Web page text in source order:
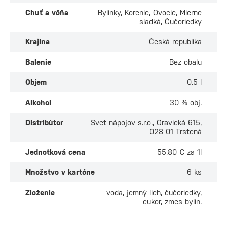
Chuť a vôňa
Bylinky, Korenie, Ovocie, Mierne
sladká, Čučoriedky
Krajina Česká republika
Balenie Bez obalu
Objem 0.5 l
Alkohol 30 % obj.
Distribútor
Svet nápojov s.r.o., Oravická 615,
028 01 Trstená
Jednotková cena 55,80 € za 1l
Množstvo v kartóne 6 ks
Zloženie
voda, jemný lieh, čučoriedky,
cukor, zmes bylín.